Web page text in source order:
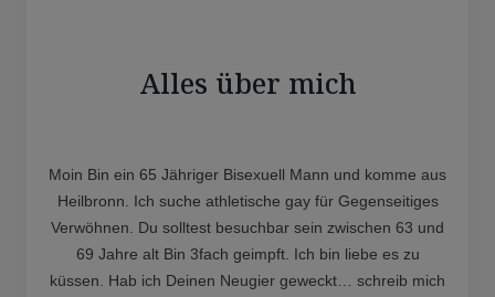
Alles über mich
Moin Bin ein 65 Jähriger Bisexuell Mann und komme aus
Heilbronn. Ich suche athletische gay für Gegenseitiges
Verwöhnen. Du solltest besuchbar sein zwischen 63 und
69 Jahre alt Bin 3fach geimpft. Ich bin liebe es zu
küssen. Hab ich Deinen Neugier geweckt… schreib mich